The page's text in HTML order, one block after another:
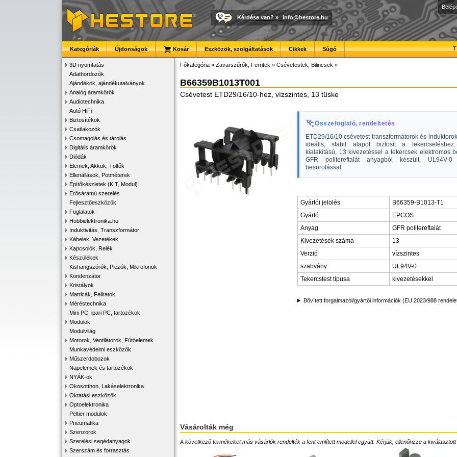
Kérdése van? » info@hestore.hu
Kategóriák Újdonságok Kosár Eszközök, szolgáltatások Cikkek Súgó
3D nyomtatás
Adathordozók
Ajándékok, ajándékutalványok
Analóg áramkörök
Audiotechnika
Autó HiFi
Biztosítékok
Csatlakozók
Csomagolás és tárolás
Digitális áramkörök
Diódák
Elemek, Akkuk, Töltők
Ellenállások, Potméterek
Építőkészletek (KIT, Modul)
Erősáramú szerelés
Fejlesztőeszközök
Foglalatok
Hobbielektronika.hu
Induktivitás, Transzformátor
Kábelek, Vezetékek
Kapcsolók, Relék
Készülékek
Kishangszórók, Piezók, Mikrofonok
Kondenzátor
Kristályok
Matricák, Feliratok
Méréstechnika
Mini PC, ipari PC, tartozékok
Modulok
Modulvilág
Motorok, Ventilátorok, Fűtőelemek
Munkavédelmi eszközök
Műszerdobozok
Napelemek és tartozékok
NYÁK-ok
Okosotthon, Lakáselektronika
Oktatási eszközök
Optoelektronika
Peltier modulok
Pneumatika
Szenzorok
Szerelési segédanyagok
Szerszám és forrasztás
Főkategória » Zavarszűrők, Ferritek » Csévetestek, Bilincsek »
B66359B1013T001
Csévetest ETD29/16/10-hez, vízszintes, 13 tüske
Összefoglaló, rendeltetés
ETD29/16/10 csévetest transzformátorok és
ideális, stabil alapot biztosít a tekercseléshez.
kialakítású, 13 kivezetéssel a tekercsek elektromos
GFR politereftalát anyagból készült, UL94V-0
besorolással.
Gyártói jelölés
B66359-B1013-T1
Gyártó
EPCOS
Anyag
GFR politereftalát
Kivezetések száma
13
Verzió
vízszintes
szabvány
UL94V-0
Tekercstest típusa
kivezetésekkel
Bővített forgalmazói/gyártói információk (EU 2023/988
Vásárolták még
A következő termékeket más vásárlók rendelték a fent említett modellel együtt. Kérjük, ellenőrizze a